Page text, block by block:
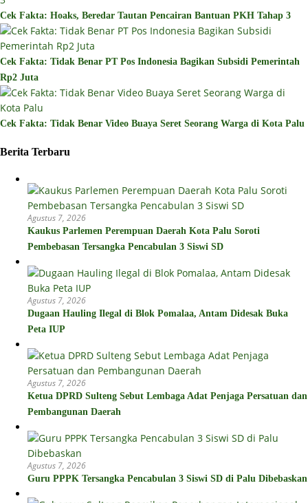
Cek Fakta: Hoaks, Beredar Tautan Pencairan Bantuan PKH Tahap 3
Cek Fakta: Tidak Benar PT Pos Indonesia Bagikan Subsidi Pemerintah
Rp2 Juta
Cek Fakta: Tidak Benar Video Buaya Seret Seorang Warga di Kota Palu
Berita Terbaru
Agustus 7, 2026
Kaukus Parlemen Perempuan Daerah Kota Palu Soroti
Pembebasan Tersangka Pencabulan 3 Siswi SD
Agustus 7, 2026
Dugaan Hauling Ilegal di Blok Pomalaa, Antam Didesak Buka
Peta IUP
Agustus 7, 2026
Ketua DPRD Sulteng Sebut Lembaga Adat Penjaga Persatuan dan
Pembangunan Daerah
Agustus 7, 2026
Guru PPPK Tersangka Pencabulan 3 Siswi SD di Palu Dibebaskan